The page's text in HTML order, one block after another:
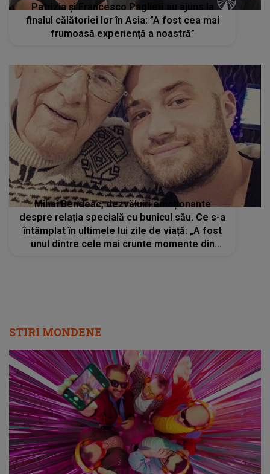
Patrizia și Francesco Paglieri au ajuns la
finalul călătoriei lor în Asia: ”A fost cea mai
frumoasă experiență a noastră”
Mihai Bendeac, dezvăluiri emoționante
despre relația specială cu bunicul său. Ce s-a
întâmplat în ultimele lui zile de viață: „A fost
unul dintre cele mai crunte momente din
STIRI MONDENE